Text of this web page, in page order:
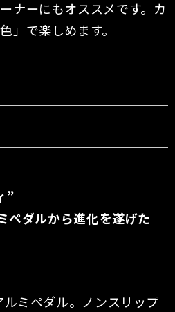
ナーにもオススメです。カ
」で楽しめます。
”
ペダルから進化を遂げた
ミペダル。ノンスリップ